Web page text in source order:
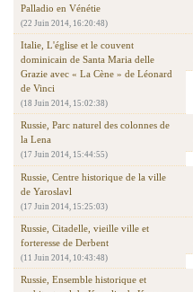
Palladio en Vénétie
(22 Juin 2014, 16:20:48)
Italie, L'église et le couvent
dominicain de Santa Maria delle
Grazie avec « La Cène » de Léonard
de Vinci
(18 Juin 2014, 15:02:38)
Russie, Parc naturel des colonnes de
la Lena
(17 Juin 2014, 15:44:55)
Russie, Centre historique de la ville
de Yaroslavl
(17 Juin 2014, 15:25:03)
Russie, Citadelle, vieille ville et
forteresse de Derbent
(11 Juin 2014, 10:43:48)
Russie, Ensemble historique et